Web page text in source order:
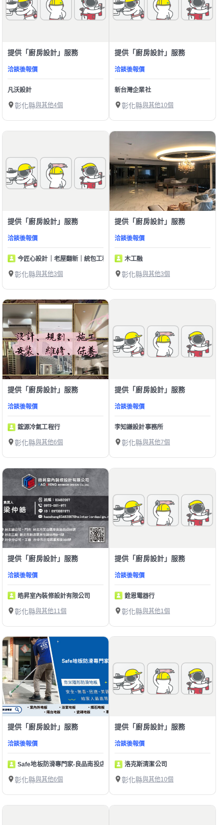
提供「廚房設計」服務
洽談後報價
凡沃設計
彰化縣與其他4個
提供「廚房設計」服務
洽談後報價
新台灣企業社
彰化縣與其他10個
提供「廚房設計」服務
洽談後報價
今匠心設計｜老屋翻新｜統包工程｜新屋裝潢
彰化縣與其他3個
提供「廚房設計」服務
洽談後報價
木工融
彰化縣與其他3個
提供「廚房設計」服務
洽談後報價
鋐源冷氣工程行
彰化縣與其他6個
提供「廚房設計」服務
洽談後報價
李知謙設計事務所
彰化縣與其他7個
提供「廚房設計」服務
洽談後報價
皓昇室內裝修設計有限公司
彰化縣與其他11個
提供「廚房設計」服務
洽談後報價
銓恩電器行
彰化縣與其他1個
提供「廚房設計」服務
洽談後報價
Safe地板防滑專門家-良品南投店
彰化縣與其他6個
提供「廚房設計」服務
洽談後報價
洛克斯清潔公司
彰化縣與其他10個